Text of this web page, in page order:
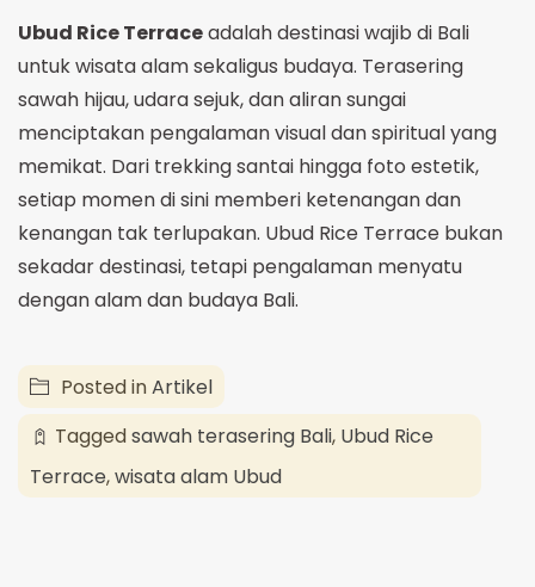
Ubud Rice Terraceadalah destinasi wajib di Bali
untuk wisata alam sekaligus budaya. Terasering
sawah hijau, udara sejuk, dan aliran sungai
menciptakan pengalaman visual dan spiritual yang
memikat. Dari trekking santai hingga foto estetik,
setiap momen di sini memberi ketenangan dan
kenangan tak terlupakan. Ubud Rice Terrace bukan
sekadar destinasi, tetapi pengalaman menyatu
dengan alam dan budaya Bali.
Posted inArtikel
Taggedsawah terasering Bali, Ubud Rice
Terrace,wisata alam Ubud